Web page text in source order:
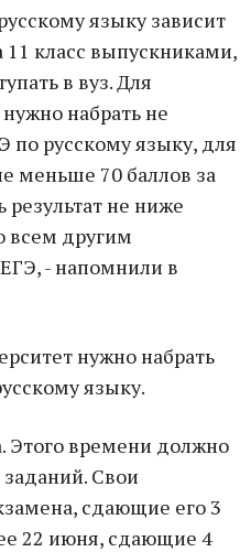
языку зависит
11 класс выпускниками,
в вуз. Для
набрать не
по русскому языку, для
меньше 70 баллов за
результат не ниже
всем другим
- напомнили в
нужно набрать
языку.
Этого времени должно
Свои
сдающие его 3
22 июня, сдающие 4